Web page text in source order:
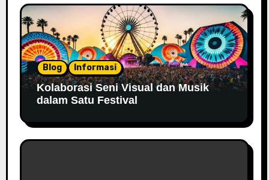
Blog Informasi
Kolaborasi Seni Visual dan Musik
dalam Satu Festival